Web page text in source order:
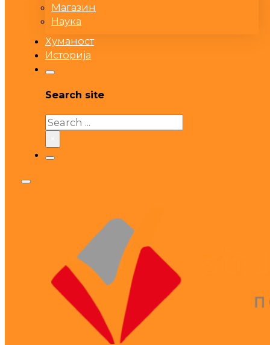
Магазин
Наука
Хуманост
Историја
Search site
Search